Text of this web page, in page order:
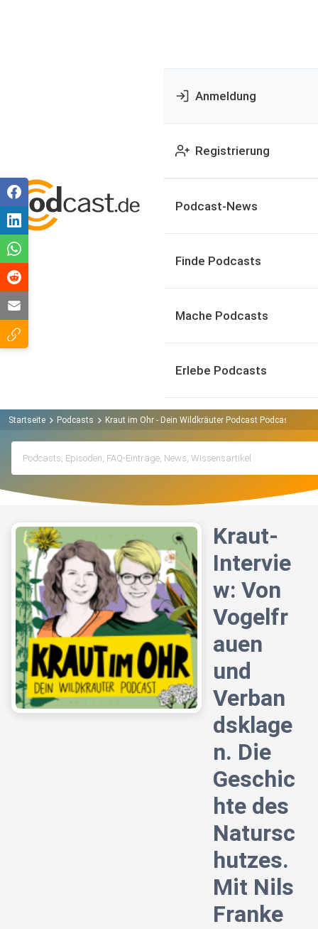
Anmeldung
Registrierung
Podcast-News
Finde Podcasts
Mache Podcasts
Erlebe Podcasts
Startseite Podcasts Kraut im Ohr - Dein Wildkräuter Podcast Podcast
Kraut-
Intervie
w: Von
Vogelfr
auen
und
Verban
dsklage
n. Die
Geschic
hte des
Natursc
hutzes.
Mit Nils
Franke